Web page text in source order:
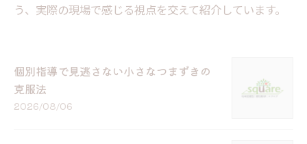
う、実際の現場で感じる視点を交えて紹介しています。
個別指導で見逃さない小さなつまずきの
克服法
2026/08/06